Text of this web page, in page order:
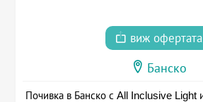
виж офертата
Банско
Почивка в Банско с All Inclusive Light